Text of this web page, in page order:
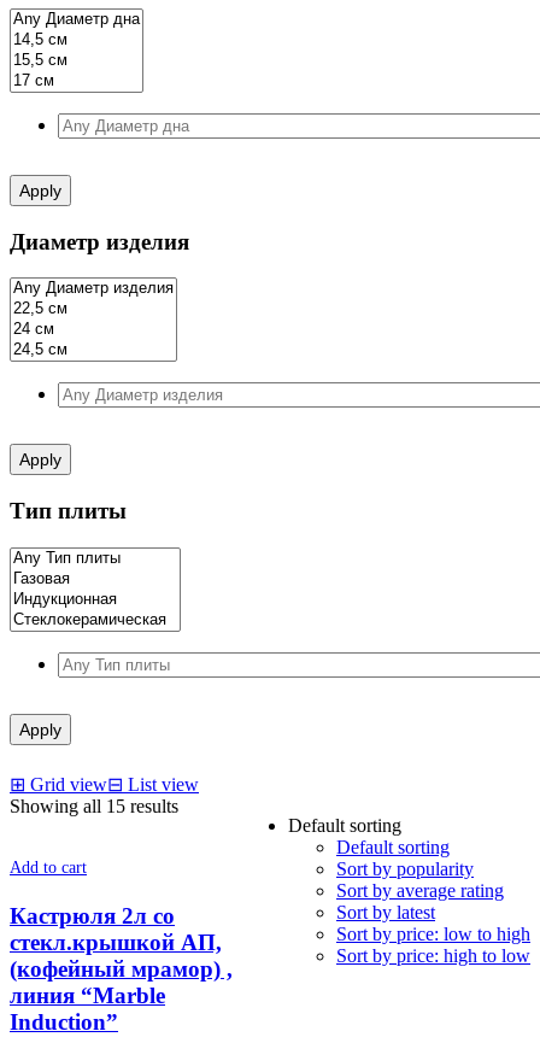
Apply
Диаметр изделия
Apply
Тип плиты
Apply
⊞ Grid view⊟ List view
Showing all 15 results
Default sorting
Default sorting
Sort by popularity
Sort by average rating
Sort by latest
Sort by price: low to high
Sort by price: high to low
Add to cart
Кастрюля 2л со
стекл.крышкой АП,
(кофейный мрамор) ,
линия “Marble
Induction”